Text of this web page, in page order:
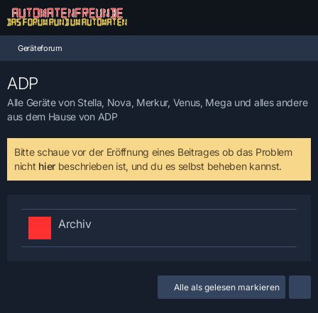
Geräteforum
ADP
Alle Geräte von Stella, Nova, Merkur, Venus, Mega und alles andere
aus dem Hause von ADP
Bitte schaue vor der Eröffnung eines Beitrages ob das Problem
nicht hier beschrieben ist, und du es selbst beheben kannst.
Archiv
Alle als gelesen markieren